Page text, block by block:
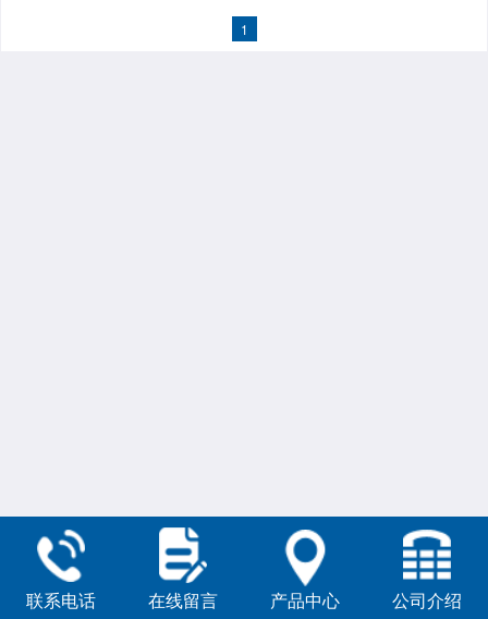
1
联系电话 在线留言 产品中心 公司介绍